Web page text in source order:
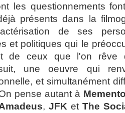
les questionnements
présents dans la
de ses
et politiques qui le
de ceux que l'on rêve
une oeuvre qui
et simultanément
pense autant à
,JFK et The